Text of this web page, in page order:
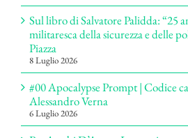
Sul libro di Salvatore Palidda: “25
militaresca della sicurezza e delle
Piazza
8 Luglio 2026
#00 Apocalypse Prompt | Codice
Alessandro Verna
6 Luglio 2026